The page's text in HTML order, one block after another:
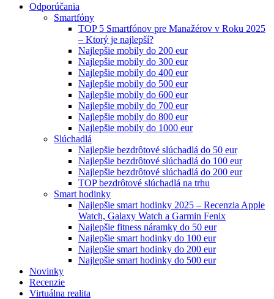
Odporúčania
Smartfóny
TOP 5 Smartfónov pre Manažérov v Roku 2025
– Ktorý je najlepší?
Najlepšie mobily do 200 eur
Najlepšie mobily do 300 eur
Najlepšie mobily do 400 eur
Najlepšie mobily do 500 eur
Najlepšie mobily do 600 eur
Najlepšie mobily do 700 eur
Najlepšie mobily do 800 eur
Najlepšie mobily do 1000 eur
Slúchadlá
Najlepšie bezdrôtové slúchadlá do 50 eur
Najlepšie bezdrôtové slúchadlá do 100 eur
Najlepšie bezdrôtové slúchadlá do 200 eur
TOP bezdrôtové slúchadlá na trhu
Smart hodinky
Najlepšie smart hodinky 2025 – Recenzia Apple
Watch, Galaxy Watch a Garmin Fenix
Najlepšie fitness náramky do 50 eur
Najlepšie smart hodinky do 100 eur
Najlepšie smart hodinky do 200 eur
Najlepšie smart hodinky do 500 eur
Novinky
Recenzie
Virtuálna realita